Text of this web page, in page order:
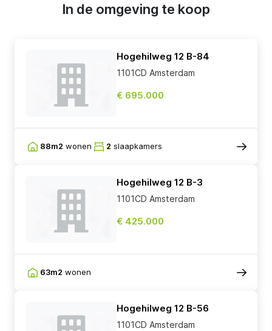
In de omgeving te koop
Hogehilweg 12 B-84
1101CD Amsterdam
€ 695.000
88m2 wonen 2 slaapkamers
Hogehilweg 12 B-3
1101CD Amsterdam
€ 425.000
63m2 wonen
Hogehilweg 12 B-56
1101CD Amsterdam